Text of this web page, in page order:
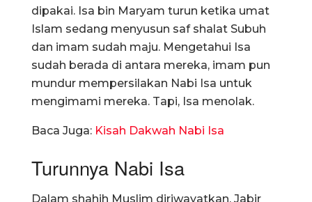
dipakai. Isa bin Maryam turun ketika umat
Islam sedang menyusun saf shalat Subuh
dan imam sudah maju. Mengetahui Isa
sudah berada di antara mereka, imam pun
mundur mempersilakan Nabi Isa untuk
mengimami mereka. Tapi, Isa menolak.
Baca Juga: Kisah Dakwah Nabi Isa
Turunnya Nabi Isa
Dalam shahih Muslim diriwayatkan, Jabir